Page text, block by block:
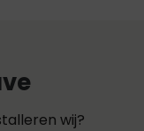
wij?